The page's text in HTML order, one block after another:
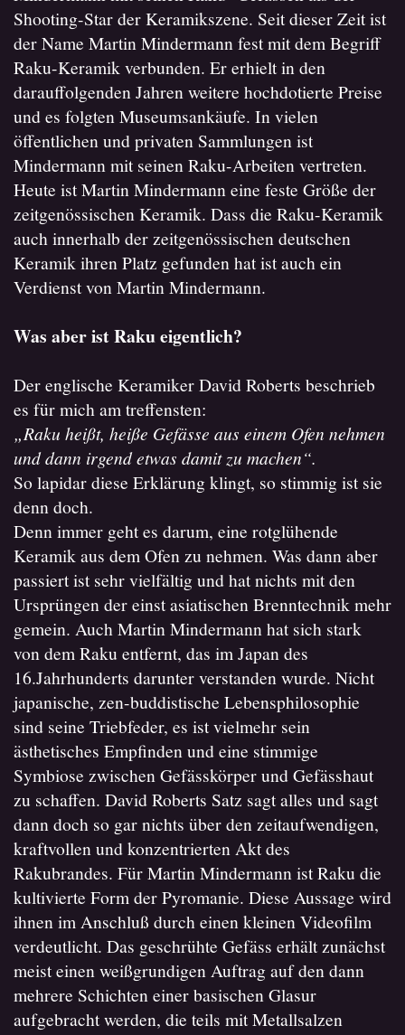
Shooting-Star der Keramikszene. Seit dieser Zeit ist
der Name Martin Mindermann fest mit dem Begriff
Raku-Keramik verbunden. Er erhielt in den
darauffolgenden Jahren weitere hochdotierte Preise
und es folgten Museumsankäufe. In vielen
öffentlichen und privaten Sammlungen ist
Mindermann mit seinen Raku-Arbeiten vertreten.
Heute ist Martin Mindermann eine feste Größe der
zeitgenössischen Keramik. Dass die Raku-Keramik
auch innerhalb der zeitgenössischen deutschen
Keramik ihren Platz gefunden hat ist auch ein
Verdienst von Martin Mindermann.
Was aber ist Raku eigentlich?
Der englische Keramiker David Roberts beschrieb
es für mich am treffensten:
„Raku heißt, heiße Gefässe aus einem Ofen nehmen
und dann irgend etwas damit zu machen“.
So lapidar diese Erklärung klingt, so stimmig ist sie
denn doch.
Denn immer geht es darum, eine rotglühende
Keramik aus dem Ofen zu nehmen. Was dann aber
passiert ist sehr vielfältig und hat nichts mit den
Ursprüngen der einst asiatischen Brenntechnik mehr
gemein. Auch Martin Mindermann hat sich stark
von dem Raku entfernt, das im Japan des
16.Jahrhunderts darunter verstanden wurde. Nicht
japanische, zen-buddistische Lebensphilosophie
sind seine Triebfeder, es ist vielmehr sein
ästhetisches Empfinden und eine stimmige
Symbiose zwischen Gefässkörper und Gefässhaut
zu schaffen. David Roberts Satz sagt alles und sagt
dann doch so gar nichts über den zeitaufwendigen,
kraftvollen und konzentrierten Akt des
Rakubrandes. Für Martin Mindermann ist Raku die
kultivierte Form der Pyromanie. Diese Aussage wird
ihnen im Anschluß durch einen kleinen Videofilm
verdeutlicht. Das geschrühte Gefäss erhält zunächst
meist einen weißgrundigen Auftrag auf den dann
mehrere Schichten einer basischen Glasur
aufgebracht werden, die teils mit Metallsalzen